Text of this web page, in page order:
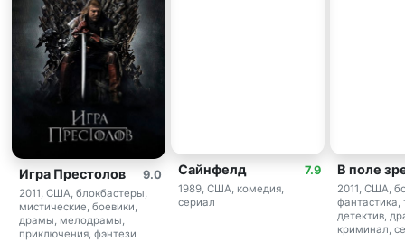
9.0
Игра Престолов
2011, США, блокбастеры,
мистические, боевики,
драмы, мелодрамы,
приключения, фэнтези
7.9
Сайнфелд
1989, США, комедия,
сериал
В поле
2011, США,
фантастика,
детектив,
криминал,